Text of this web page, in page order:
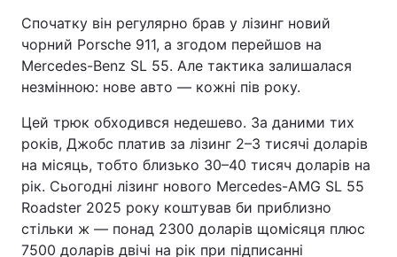
Спочатку він регулярно брав у лізинг новий
чорний Porsche 911, а згодом перейшов на
Mercedes-Benz SL 55. Але тактика залишалася
незмінною: нове авто — кожні пів року.
Цей трюк обходився недешево. За даними тих
років, Джобс платив за лізинг 2–3 тисячі доларів
на місяць, тобто близько 30–40 тисяч доларів на
рік. Сьогодні лізинг нового Mercedes-AMG SL 55
Roadster 2025 року коштував би приблизно
стільки ж — понад 2300 доларів щомісяця плюс
7500 доларів двічі на рік при підписанні